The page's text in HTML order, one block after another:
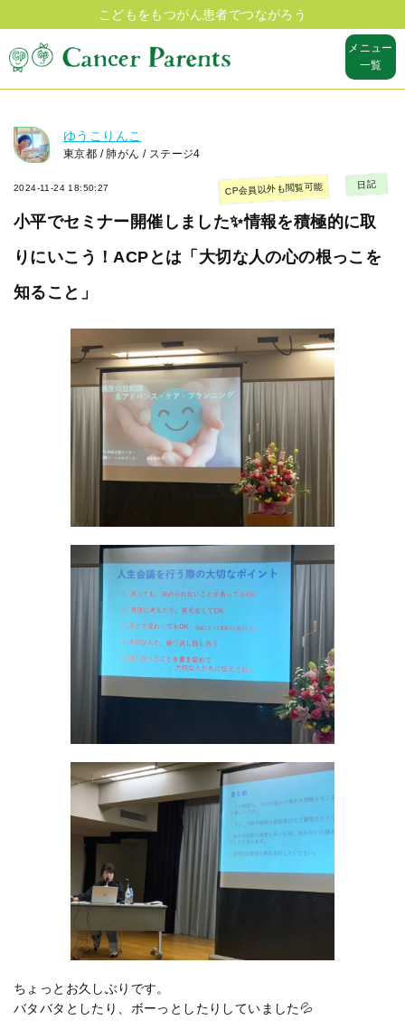
こどもをもつがん患者でつながろう
メニュー
一覧
ゆうこりんこ
東京都 / 肺がん / ステージ4
2024-11-24 18:50:27
小平でセミナー開催しました✨情報を積極的に取
りにいこう！ACPとは「大切な人の心の根っこを
知ること」
CP会員以外も閲覧可能 日記
ちょっとお久しぶりです。
バタバタとしたり、ボーっとしたりしていました💦